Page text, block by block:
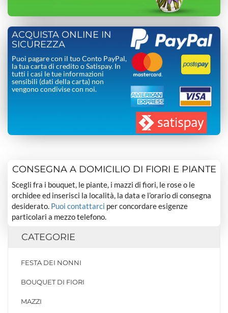
ACQUISTA ONLINE IN
SICUREZZA
Puoi pagare con il tuo Conto PayPal,
la tua carta di credito o Satispay. In
tutti i casi le tue informazioni
sensibili (dati della carta) non
vengono condivise con noi.
CONSEGNA A DOMICILIO DI FIORI E PIANTE
Scegli fra i bouquet, le piante, i mazzi di fiori, le rose o le
orchidee ed inserisci la località, la data e l’orario di consegna
desiderato. Puoi contattarci per concordare esigenze
particolari a mezzo telefono.
CATEGORIE
FESTA DEI NONNI
BOUQUET DI FIORI
MAZZI